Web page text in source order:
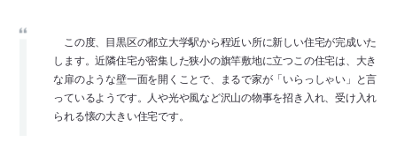
この度、目黒区の都立大学駅から程近い所に新しい住宅が完成いた
します。近隣住宅が密集した狭小の旗竿敷地に立つこの住宅は、大き
な扉のような壁一面を開くことで、まるで家が「いらっしゃい」と言
っているようです。人や光や風など沢山の物事を招き入れ、受け入れ
られる懐の大きい住宅です。